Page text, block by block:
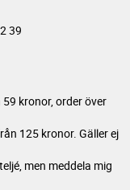
kronor, order över
125 kronor. Gäller ej
men meddela mig